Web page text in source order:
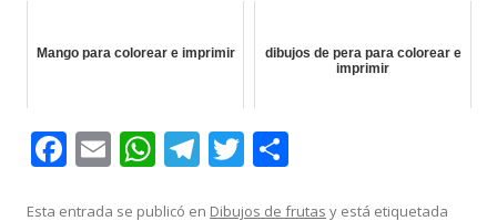
Mango para colorear e imprimir
dibujos de pera para colorear e
imprimir
F E W T T
Esta entrada se publicó en Dibujos de frutas y está etiquetada